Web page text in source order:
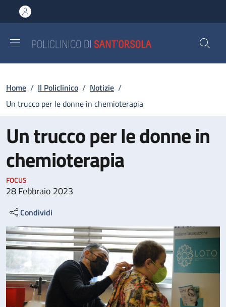
al contenuto principale
to footer content
Briciole di pane
Home / Il Policlinico / Notizie /
Un trucco per le donne in chemioterapia
Un trucco per le donne in
chemioterapia
FOCUS
28 Febbraio 2023
Condividi